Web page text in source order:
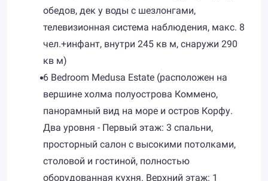
обедов, дек у воды с шезлонгами,
телевизионная система наблюдения, макс. 8
чел.+инфант, внутри 245 кв м, снаружи 290
кв м)
6 Bedroom Medusa Estate (расположен на
вершине холма полуострова Коммено,
панорамный вид на море и остров Корфу.
Два уровня - Первый этаж: 3 спальни,
просторный салон с высокими потолками,
столовой и гостиной, полностью
оборудованная кухня. Верхний этаж: 1